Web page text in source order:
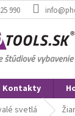
990
Kontakty
svetlá